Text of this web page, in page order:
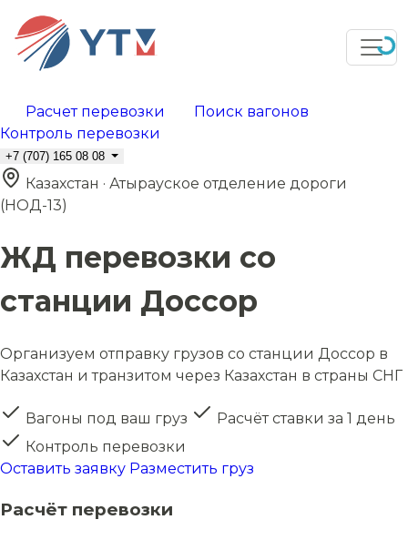
Расчет перевозки
Поиск вагонов
Контроль перевозки
+7 (707) 165 08 08
Казахстан · Атырауское отделение дороги
(НОД-13)
ЖД перевозки со
станции Доссор
Организуем отправку грузов со станции Доссор в
Казахстан и транзитом через Казахстан в страны СНГ
Вагоны под ваш груз
Расчёт ставки за 1 день
Контроль перевозки
Оставить заявку Разместить груз
Расчёт перевозки